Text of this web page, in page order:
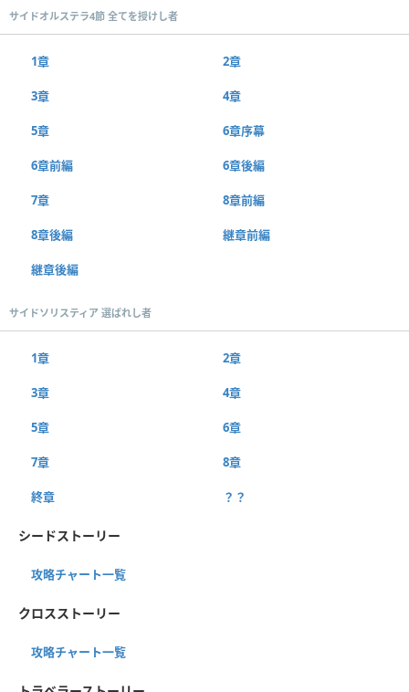
サイドオルステラ4節 全てを授けし者
1章 2章
3章 4章
5章 6章序幕
6章前編 6章後編
7章 8章前編
8章後編 継章前編
継章後編
サイドソリスティア 選ばれし者
1章 2章
3章 4章
5章 6章
7章 8章
終章 ？？
シードストーリー
攻略チャート一覧
クロスストーリー
攻略チャート一覧